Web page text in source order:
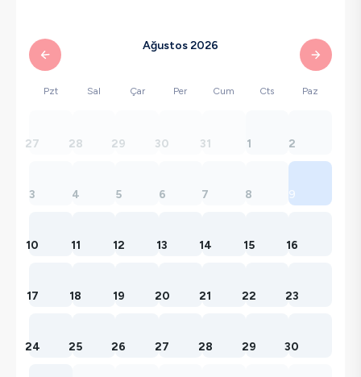
Ağustos 2026
Pzt Sal Çar Per Cum Cts Paz
27 28 29 30 31 1 2
3 4 5 6 7 8 9
10 11 12 13 14 15 16
17 18 19 20 21 22 23
24 25 26 27 28 29 30